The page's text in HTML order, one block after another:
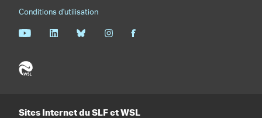
Conditions d'utilisation
Sites Internet du SLF et WSL